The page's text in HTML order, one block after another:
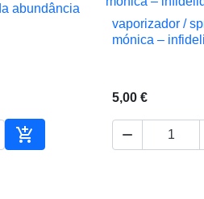
abundância

Adicionar ao carrinho

vaporizador /
mónica –
5,00 €
